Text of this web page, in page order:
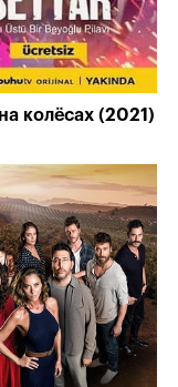
колёсах (2021)